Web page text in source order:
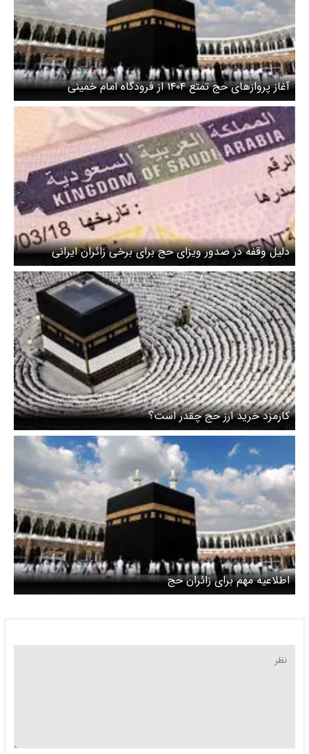
آغاز پروازهای حج تمتع ۱۴۰۴ از فرودگاه امام خمینی
دلیل وقفه در صدور ویزای حج برای برخی زائران ایرانی
چیست؟
کارمزد خرید ارز حج چقدر است؟
اطلاعیه مهم برای زائران حج